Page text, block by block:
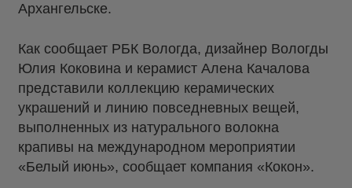
Архангельске.
Как сообщает РБК Вологда, дизайнер Вологды
Юлия Коковина и керамист Алена Качалова
представили коллекцию керамических
украшений и линию повседневных вещей,
выполненных из натурального волокна
крапивы на международном мероприятии
«Белый июнь», сообщает компания «Кокон».